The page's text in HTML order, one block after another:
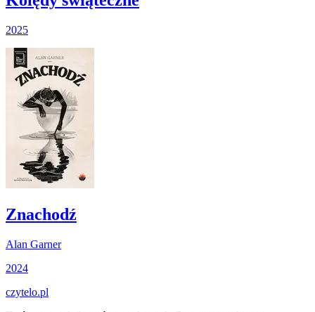
2025
Znachodź
Alan Garner
2024
czytelo.pl